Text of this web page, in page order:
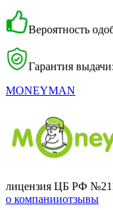
Вероятность
Гарантия
MONEYMAN
лицензия ЦБ РФ
о компанииотзывы